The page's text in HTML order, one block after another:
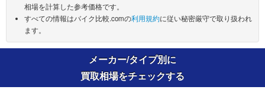
相場を計算した参考価格です。
すべての情報はバイク比較.comの利用規約に従い秘密厳守で取り扱われ
ます。
メーカー/タイプ別に
買取相場をチェックする